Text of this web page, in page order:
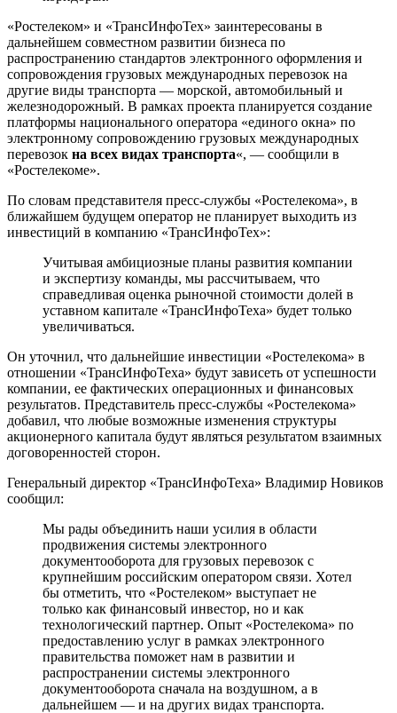
«Ростелеком» и «ТрансИнфоТех» заинтересованы в
дальнейшем совместном развитии бизнеса по
распространению стандартов электронного оформления и
сопровождения грузовых международных перевозок на
другие виды транспорта — морской, автомобильный и
железнодорожный. В рамках проекта планируется создание
платформы национального оператора «единого окна» по
электронному сопровождению грузовых международных
перевозок на всех видах транспорта«, — сообщили в
«Ростелекоме».
По словам представителя пресс-службы «Ростелекома», в
ближайшем будущем оператор не планирует выходить из
инвестиций в компанию «ТрансИнфоТех»:
Учитывая амбициозные планы развития компании
и экспертизу команды, мы рассчитываем, что
справедливая оценка рыночной стоимости долей в
уставном капитале «ТрансИнфоТеха» будет только
увеличиваться.
Он уточнил, что дальнейшие инвестиции «Ростелекома» в
отношении «ТрансИнфоТеха» будут зависеть от успешности
компании, ее фактических операционных и финансовых
результатов. Представитель пресс-службы «Ростелекома»
добавил, что любые возможные изменения структуры
акционерного капитала будут являться результатом взаимных
договоренностей сторон.
Генеральный директор «ТрансИнфоТеха» Владимир Новиков
сообщил:
Мы рады объединить наши усилия в области
продвижения системы электронного
документооборота для грузовых перевозок с
крупнейшим российским оператором связи. Хотел
бы отметить, что «Ростелеком» выступает не
только как финансовый инвестор, но и как
технологический партнер. Опыт «Ростелекома» по
предоставлению услуг в рамках электронного
правительства поможет нам в развитии и
распространении системы электронного
документооборота сначала на воздушном, а в
дальнейшем — и на других видах транспорта.